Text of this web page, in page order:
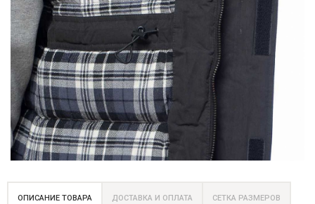
ОПИСАНИЕ ТОВАРА ДОСТАВКА И ОПЛАТА СЕТКА РАЗМЕРОВ